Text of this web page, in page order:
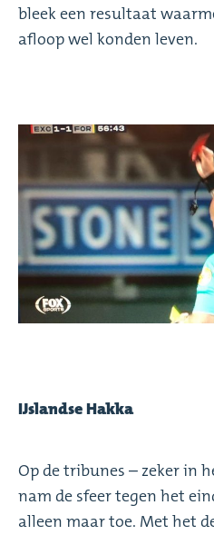
bleek een resultaat
afloop wel konden leven.
IJslandse Hakka
Op de tribunes – zeker in
nam de sfeer tegen het
alleen maar toe. Met het